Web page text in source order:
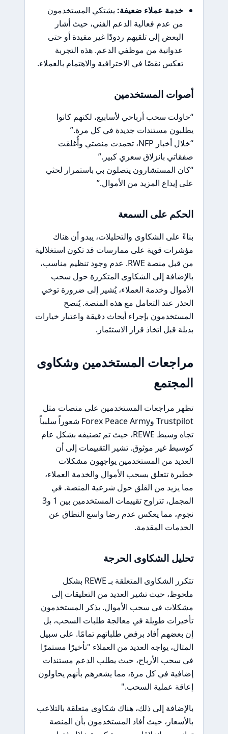
خدمة عملاء ضعيفة: يشتكي المستخدمون
من عدم فعالية الدعم الفني، حيث أشار
البعض إلى تلقيهم ردودًا غير مفيدة أو حتى
عدوانية من موظفي الدعم. هذه التجربة
تعكس نقصًا في الاحترافية والاهتمام بالعملاء.
أصوات المستخدمين
“حاولت سحب أرباحي لأسابيع، لكنهم كانوا
يطلبون مستندات جديدة في كل مرة.”
“خلال أخبار NFP، تجمدت منصتي وأُغلقت
صفقاتي بانزلاق سعري كبير.”
“كان المستشارون يتصلون بي باستمرار لحثي
على إيداع المزيد من الأموال.”
الحكم على السمعة
بناءً على الشكاوى والتحليلات، يبدو أن هناك
مؤشرات قوية على ممارسات قد تكون استغلالية
من قبل منصة RWE. عدم وجود تنظيم مناسب،
بالإضافة إلى الشكاوى المتكررة حول سحب
الأموال وخدمة العملاء، يُشير إلى ضرورة توخي
الحذر عند التعامل مع هذه المنصة. يُنصح
المستخدمون بإجراء أبحاث دقيقة واعتبار خيارات
بديلة قبل اتخاذ قرار الاستثمار.
مراجعات المستخدمين وشكاوى
المجتمع
تظهر مراجعات المستخدمين على منصات مثل
Trustpilot وForex Peace Army شعوراً سلبياً
تجاه وسيط REWE، حيث تم تصنيفه بشكل عام
كوسيط غير موثوق. تشير التقييمات إلى أن
العديد من المستخدمين يواجهون مشكلات
خطيرة تتعلق بسحب الأموال والخدمة العملاء،
مما يزيد من القلق حول شرعية المنصة. في
المجمل، تتراوح تقييمات المستخدمين بين 1 و3
نجوم، مما يعكس عدم رضا واسع النطاق عن
الخدمات المقدمة.
تحليل الشكاوى الحرجة
تتكرر الشكاوى المتعلقة بـ REWE بشكل
ملحوظ، حيث تشير العديد من التعليقات إلى
مشكلات في سحب الأموال. يذكر المستخدمون
تأخيرات طويلة في معالجة طلبات السحب، بل
إن بعضهم أفاد برفض طلباتهم تمامًا. على سبيل
المثال، يواجه العديد من العملاء "تأخيرًا مستمرًا
في سحب الأرباح، حيث يطلب الدعم مستندات
إضافية في كل مرة، مما يشعرهم بأنهم يحاولون
إعاقة عملية السحب."
بالإضافة إلى ذلك، هناك شكاوى متعلقة بالتلاعب
بالأسعار، حيث أفاد المستخدمون بأن المنصة